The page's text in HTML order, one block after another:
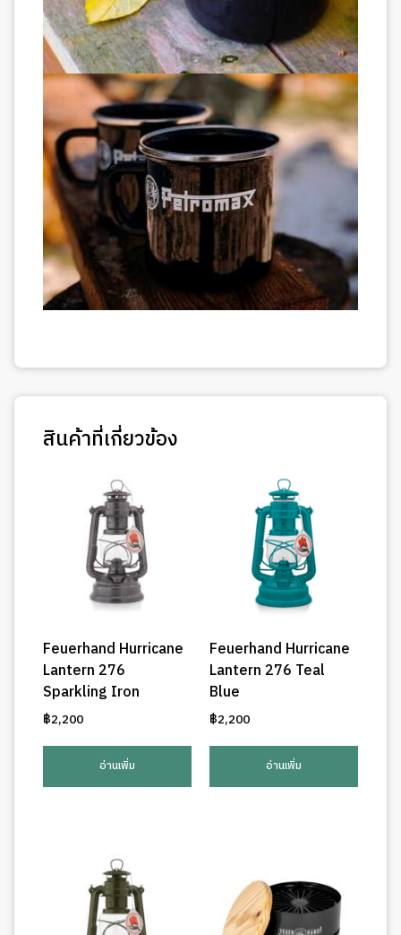
สินค้าที่เกี่ยวข้อง
Feuerhand Hurricane
Lantern 276
Sparkling Iron
฿2,200
อ่านเพิ่ม
Feuerhand Hurricane
Lantern 276 Teal
Blue
฿2,200
อ่านเพิ่ม